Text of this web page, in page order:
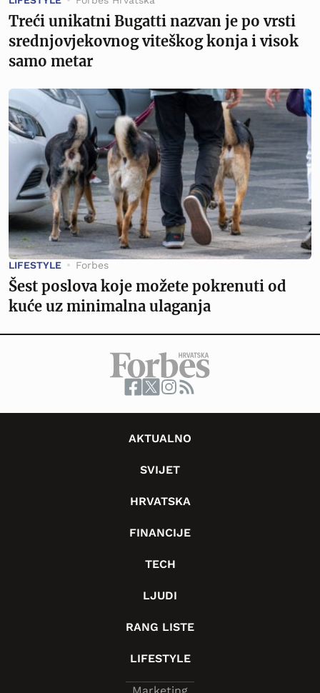
Treći unikatni Bugatti nazvan je po vrsti
srednjovjekovnog viteškog konja i visok
samo metar
LIFESTYLE Forbes
Šest poslova koje možete pokrenuti od
kuće uz minimalna ulaganja
AKTUALNO
SVIJET
HRVATSKA
FINANCIJE
TECH
LJUDI
RANG LISTE
LIFESTYLE